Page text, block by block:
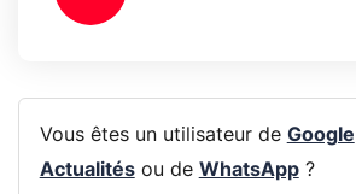
Vous êtes un utilisateur de Google
Actualitésou de WhatsApp?